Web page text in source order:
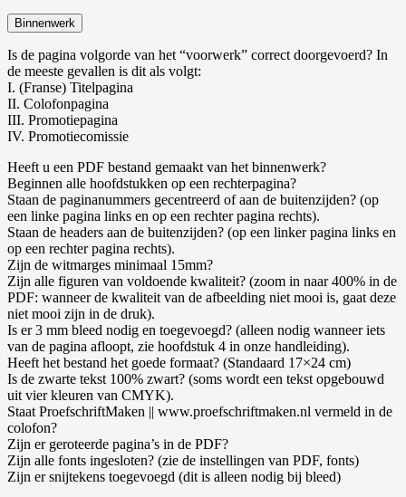
Binnenwerk
Is de pagina volgorde van het “voorwerk” correct doorgevoerd? In
de meeste gevallen is dit als volgt:
I. (Franse) Titelpagina
II. Colofonpagina
III. Promotiepagina
IV. Promotiecomissie
Heeft u een PDF bestand gemaakt van het binnenwerk?
Beginnen alle hoofdstukken op een rechterpagina?
Staan de paginanummers gecentreerd of aan de buitenzijden? (op
een linke pagina links en op een rechter pagina rechts).
Staan de headers aan de buitenzijden? (op een linker pagina links en
op een rechter pagina rechts).
Zijn de witmarges minimaal 15mm?
Zijn alle figuren van voldoende kwaliteit? (zoom in naar 400% in de
PDF: wanneer de kwaliteit van de afbeelding niet mooi is, gaat deze
niet mooi zijn in de druk).
Is er 3 mm bleed nodig en toegevoegd? (alleen nodig wanneer iets
van de pagina afloopt, zie hoofdstuk 4 in onze handleiding).
Heeft het bestand het goede formaat? (Standaard 17×24 cm)
Is de zwarte tekst 100% zwart? (soms wordt een tekst opgebouwd
uit vier kleuren van CMYK).
Staat ProefschriftMaken || www.proefschriftmaken.nl vermeld in de
colofon?
Zijn er geroteerde pagina’s in de PDF?
Zijn alle fonts ingesloten? (zie de instellingen van PDF, fonts)
Zijn er snijtekens toegevoegd (dit is alleen nodig bij bleed)